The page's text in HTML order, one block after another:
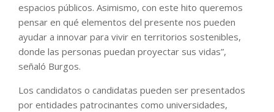
espacios públicos. Asimismo, con este hito queremos
pensar en qué elementos del presente nos pueden
ayudar a innovar para vivir en territorios sostenibles,
donde las personas puedan proyectar sus vidas”,
señaló Burgos.
Los candidatos o candidatas pueden ser presentados
por entidades patrocinantes como universidades,